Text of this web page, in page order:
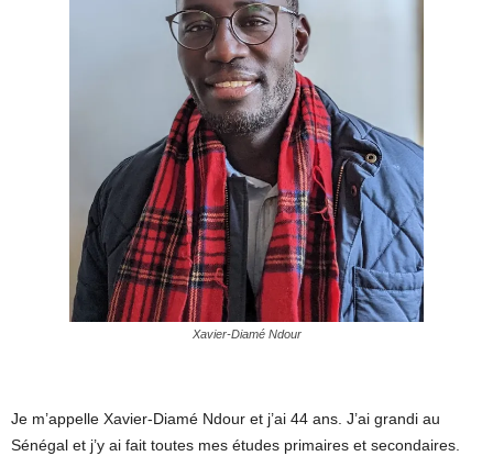
Xavier-Diamé Ndour
Je m’appelle Xavier-Diamé Ndour et j’ai 44 ans. J’ai grandi au
Sénégal et j’y ai fait toutes mes études primaires et secondaires.